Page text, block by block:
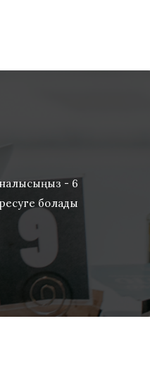
- 6
болады